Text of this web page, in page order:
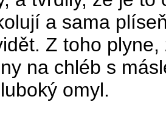
a sama
Z toho
na chléb s
omyl.